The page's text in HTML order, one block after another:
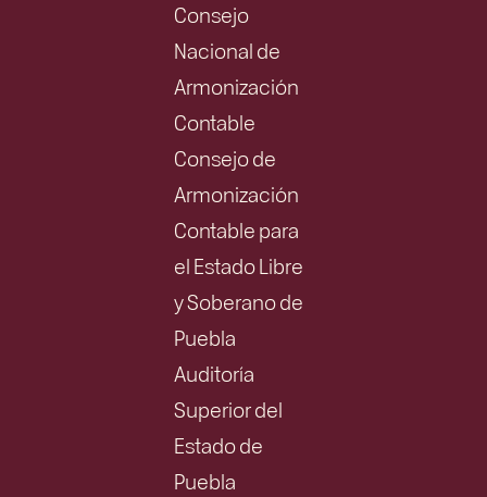
Consejo
Nacional de
Armonización
Contable
Consejo de
Armonización
Contable para
el Estado Libre
y Soberano de
Puebla
Auditoría
Superior del
Estado de
Puebla